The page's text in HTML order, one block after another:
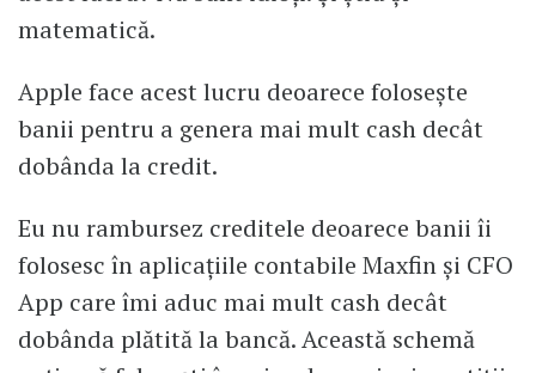
matematică.
Apple face acest lucru deoarece folosește
banii pentru a genera mai mult cash decât
dobânda la credit.
Eu nu rambursez creditele deoarece banii îi
folosesc în aplicațiile contabile Maxfin și CFO
App care îmi aduc mai mult cash decât
dobânda plătită la bancă. Această schemă